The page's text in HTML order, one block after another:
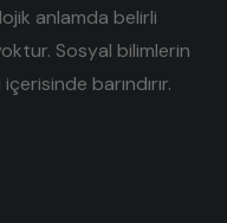
anlamda belirli
Sosyal bilimlerin
barındırır.